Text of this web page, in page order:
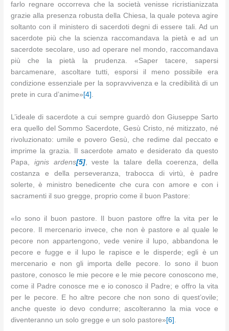
farlo regnare occorreva che la società venisse ricristianizzata
grazie alla presenza robusta della Chiesa, la quale poteva agire
soltanto con il ministero di sacerdoti degni di essere tali. Ad un
sacerdote più che la scienza raccomandava la pietà e ad un
sacerdote secolare, uso ad operare nel mondo, raccomandava
più che la pietà la prudenza. «Saper tacere, sapersi
barcamenare, ascoltare tutti, esporsi il meno possibile era
condizione essenziale per la sopravvivenza e la credibilità di un
prete in cura d’anime» [4] .
L’ideale di sacerdote a cui sempre guardò don Giuseppe Sarto
era quello del Sommo Sacerdote, Gesù Cristo, né mitizzato, né
rivoluzionato: umile e povero Gesù, che redime dal peccato e
imprime la grazia. Il sacerdote amato e desiderato da questo
Papa, ignis ardens[5], veste la talare della coerenza, della
costanza e della perseveranza, trabocca di virtù, è padre
solerte, è ministro benedicente che cura con amore e con i
sacramenti il suo gregge, proprio come il buon Pastore:
«Io sono il buon pastore. Il buon pastore offre la vita per le
pecore. Il mercenario invece, che non è pastore e al quale le
pecore non appartengono, vede venire il lupo, abbandona le
pecore e fugge e il lupo le rapisce e le disperde; egli è un
mercenario e non gli importa delle pecore. Io sono il buon
pastore, conosco le mie pecore e le mie pecore conoscono me,
come il Padre conosce me e io conosco il Padre; e offro la vita
per le pecore. E ho altre pecore che non sono di quest’ovile;
anche queste io devo condurre; ascolteranno la mia voce e
diventeranno un solo gregge e un solo pastore» [6]